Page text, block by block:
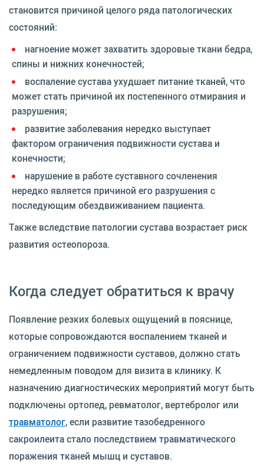
становится причиной целого ряда патологических
состояний:
нагноение может захватить здоровые ткани бедра,
спины и нижних конечностей;
воспаление сустава ухудшает питание тканей, что
может стать причиной их постепенного отмирания и
разрушения;
развитие заболевания нередко выступает
фактором ограничения подвижности сустава и
конечности;
нарушение в работе суставного сочленения
нередко является причиной его разрушения с
последующим обездвиживанием пациента.
Также вследствие патологии сустава возрастает риск
развития остеопороза.
Когда следует обратиться к врачу
Появление резких болевых ощущений в пояснице,
которые сопровождаются воспалением тканей и
ограничением подвижности суставов, должно стать
немедленным поводом для визита в клинику. К
назначению диагностических мероприятий могут быть
подключены ортопед, ревматолог, вертебролог или
травматолог, если развитие тазобедренного
сакроилеита стало последствием травматического
поражения тканей мышц и суставов.